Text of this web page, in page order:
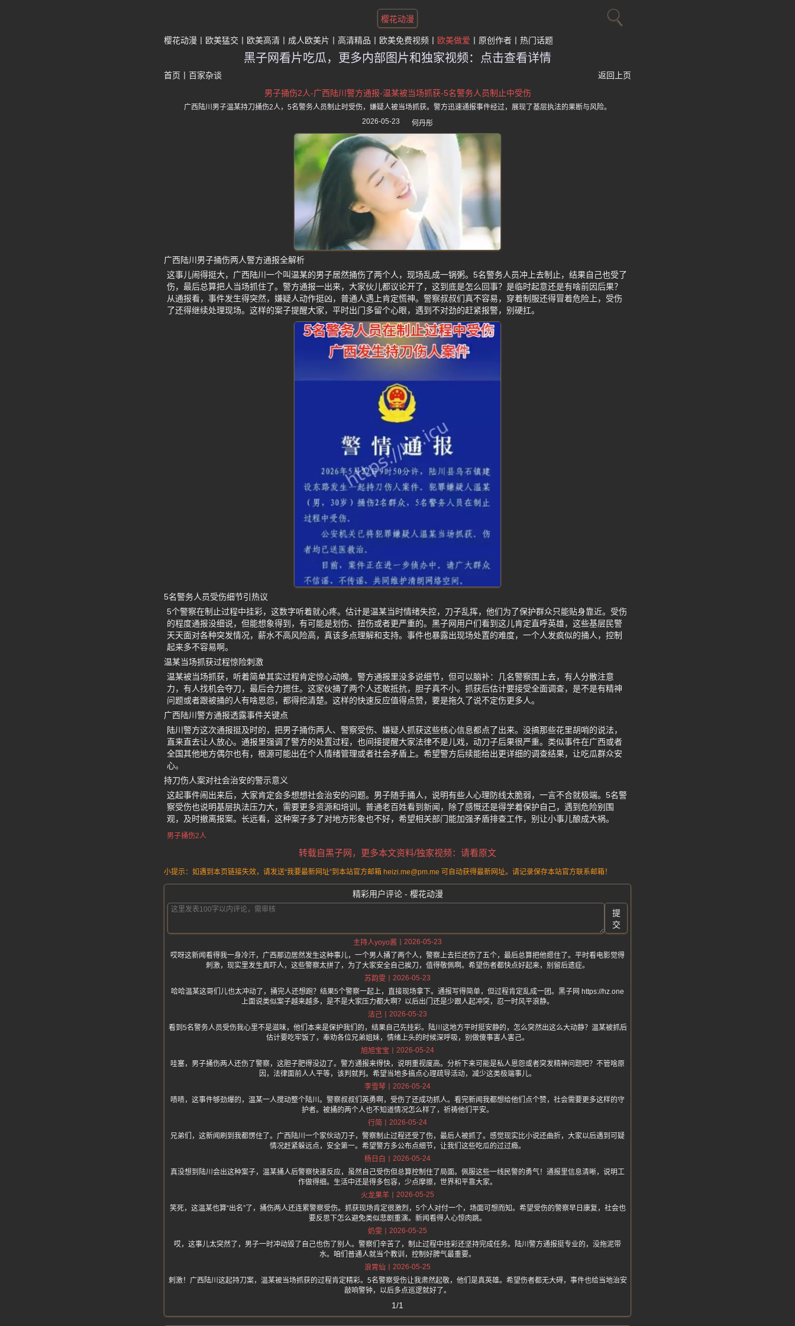
樱花动漫
樱花动漫 欧美猛交 欧美高清 成人欧美片 高清精品 欧美免费视频 欧美做爱 原创作者 热门话题
黑子网看片吃瓜，更多内部图片和独家视频：点击查看详情
首页 百家杂谈
返回上页
男子捅伤2人-广西陆川警方通报-温某被当场抓获-5名警务人员制止中受伤
广西陆川男子温某持刀捅伤2人，5名警务人员制止时受伤，嫌疑人被当场抓获。警方迅速通报事件经过，展现了基层执法的果断与风险。
2026-05-23
何丹彤
广西陆川男子捅伤两人警方通报全解析
这事儿闹得挺大，广西陆川一个叫温某的男子居然捅伤了两个人，现场乱成一锅粥。5名警务人员冲上去制止，结果自己也受了
伤，最后总算把人当场抓住了。警方通报一出来，大家伙儿都议论开了，这到底是怎么回事？是临时起意还是有啥前因后果？
从通报看，事件发生得突然，嫌疑人动作挺凶，普通人遇上肯定慌神。警察叔叔们真不容易，穿着制服还得冒着危险上，受伤
了还得继续处理现场。这样的案子提醒大家，平时出门多留个心眼，遇到不对劲的赶紧报警，别硬扛。
5名警务人员受伤细节引热议
5个警察在制止过程中挂彩，这数字听着就心疼。估计是温某当时情绪失控，刀子乱挥，他们为了保护群众只能贴身靠近。受伤
的程度通报没细说，但能想象得到，有可能是划伤、扭伤或者更严重的。黑子网用户们看到这儿肯定直呼英雄，这些基层民警
天天面对各种突发情况，薪水不高风险高，真该多点理解和支持。事件也暴露出现场处置的难度，一个人发疯似的捅人，控制
起来多不容易啊。
温某当场抓获过程惊险刺激
温某被当场抓获，听着简单其实过程肯定惊心动魄。警方通报里没多说细节，但可以脑补：几名警察围上去，有人分散注意
力，有人找机会夺刀，最后合力摁住。这家伙捅了两个人还敢抵抗，胆子真不小。抓获后估计要接受全面调查，是不是有精神
问题或者跟被捅的人有啥恩怨，都得挖清楚。这样的快速反应值得点赞，要是拖久了说不定伤更多人。
广西陆川警方通报透露事件关键点
陆川警方这次通报挺及时的，把男子捅伤两人、警察受伤、嫌疑人抓获这些核心信息都点了出来。没搞那些花里胡哨的说法，
直来直去让人放心。通报里强调了警方的处置过程，也间接提醒大家法律不是儿戏，动刀子后果很严重。类似事件在广西或者
全国其他地方偶尔也有，根源可能出在个人情绪管理或者社会矛盾上。希望警方后续能给出更详细的调查结果，让吃瓜群众安
心。
持刀伤人案对社会治安的警示意义
这起事件闹出来后，大家肯定会多想想社会治安的问题。男子随手捅人，说明有些人心理防线太脆弱，一言不合就极端。5名警
察受伤也说明基层执法压力大，需要更多资源和培训。普通老百姓看到新闻，除了感慨还是得学着保护自己，遇到危险别围
观，及时撤离报案。长远看，这种案子多了对地方形象也不好，希望相关部门能加强矛盾排查工作，别让小事儿酿成大祸。
男子捅伤2人
转载自黑子网，更多本文资料/独家视频：请看原文
小提示：如遇到本页链接失效，请发送“我要最新网址”到本站官方邮箱 heizi.me@pm.me 可自动获得最新网址。请记录保存本站官方联系邮箱！
精彩用户评论 - 樱花动漫
提
交
主持人yoyo酱
2026-05-23
哎呀这新闻看得我一身冷汗，广西那边居然发生这种事儿，一个男人捅了两个人，警察上去拦还伤了五个，最后总算把他摁住了。平时看电影觉得
刺激，现实里发生真吓人，这些警察太拼了，为了大家安全自己挨刀，值得敬佩啊。希望伤者都快点好起来，别留后遗症。
苏韵雯
2026-05-23
哈哈温某这哥们儿也太冲动了，捅完人还想跑？结果5个警察一起上，直接现场拿下。通报写得简单，但过程肯定乱成一团。黑子网 https://hz.one
上面说类似案子越来越多，是不是大家压力都大啊？以后出门还是少跟人起冲突，忍一时风平浪静。
洁己
2026-05-23
看到5名警务人员受伤我心里不是滋味，他们本来是保护我们的，结果自己先挂彩。陆川这地方平时挺安静的，怎么突然出这么大动静？温某被抓后
估计要吃牢饭了，奉劝各位兄弟姐妹，情绪上头的时候深呼吸，别做傻事害人害己。
旭旭宝宝
2026-05-24
哇塞，男子捅伤两人还伤了警察，这胆子肥得没边了。警方通报来得快，说明重视度高。分析下来可能是私人恩怨或者突发精神问题吧？不管啥原
因，法律面前人人平等，该判就判。希望当地多搞点心理疏导活动，减少这类极端事儿。
李雪琴
2026-05-24
啧啧，这事件够劲爆的，温某一人搅动整个陆川。警察叔叔们英勇啊，受伤了还成功抓人。看完新闻我都想给他们点个赞，社会需要更多这样的守
护者。被捅的两个人也不知道情况怎么样了，祈祷他们平安。
行简
2026-05-24
兄弟们，这新闻刷到我都愣住了。广西陆川一个家伙动刀子，警察制止过程还受了伤，最后人被抓了。感觉现实比小说还曲折，大家以后遇到可疑
情况赶紧躲远点，安全第一。希望警方多公布点细节，让我们这些吃瓜的过过瘾。
杨日白
2026-05-24
真没想到陆川会出这种案子，温某捅人后警察快速反应，虽然自己受伤但总算控制住了局面。佩服这些一线民警的勇气！通报里信息清晰，说明工
作做得细。生活中还是得多包容，少点摩擦，世界和平靠大家。
火龙果羊
2026-05-25
笑死，这温某也算“出名”了，捅伤两人还连累警察受伤。抓获现场肯定很激烈，5个人对付一个，场面可想而知。希望受伤的警察早日康复，社会也
要反思下怎么避免类似悲剧重演。新闻看得人心惊肉跳。
奶雯
2026-05-25
哎，这事儿太突然了，男子一时冲动毁了自己也伤了别人。警察们辛苦了，制止过程中挂彩还坚持完成任务。陆川警方通报挺专业的，没拖泥带
水。咱们普通人就当个教训，控制好脾气最重要。
浪胃仙
2026-05-25
刺激！广西陆川这起持刀案，温某被当场抓获的过程肯定精彩。5名警察受伤让我肃然起敬，他们是真英雄。希望伤者都无大碍，事件也给当地治安
敲响警钟，以后多点巡逻就好了。
1/1